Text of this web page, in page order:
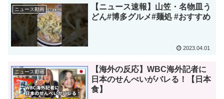
ニュース動画
【ニュース速報】山笠・名物皿う
どん#博多グルメ#麺処 #おすすめ
2023.04.01
ニュース動画
【海外の反応】WBC海外記者に
日本のせんべいがバレる！【日本
食】